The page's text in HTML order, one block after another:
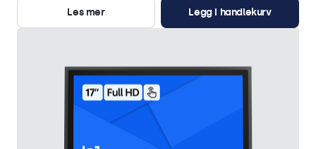
Les mer
Legg i handlekurv